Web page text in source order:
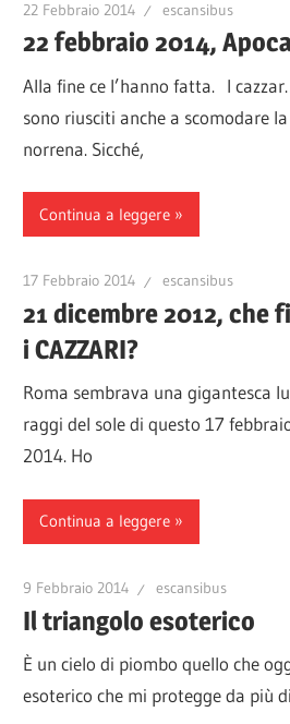
22 Febbraio 2014 escansibus
22 febbraio 2014,
Alla fine ce l’hanno fatta. I
sono riusciti anche a scomodare
norrena. Sicché,
Continua a leggere
17 Febbraio 2014 escansibus
21 dicembre 2012, che
i CAZZARI?
Roma sembrava una gigantesca
raggi del sole di questo 17
2014. Ho
Continua a leggere
9 Febbraio 2014 escansibus
Il triangolo esoterico
È un cielo di piombo quello che
esoterico che mi protegge da più